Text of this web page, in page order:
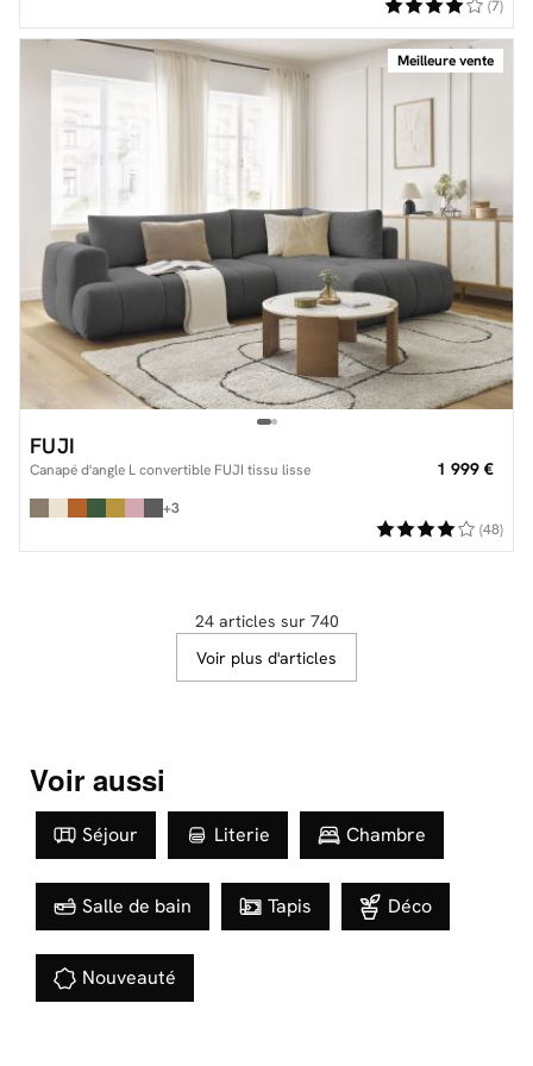
(7)
Meilleure vente
FUJI
Canapé d'angle L convertible FUJI tissu lisse 1 999 €
+3
(48)
24 articles sur 740
Voir plus d'articles
Voir aussi
Séjour Literie Chambre
Salle de bain Tapis Déco
Nouveauté